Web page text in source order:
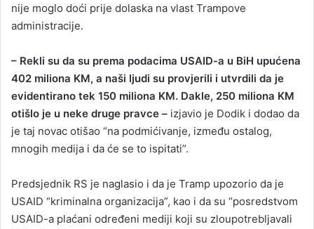
nije moglo doći prije dolaska na vlast Trampove
administracije.
– Rekli su da su prema podacima USAID-a u BiH upućena
402 miliona KM, a naši ljudi su provjerili i utvrdili da je
evidentirano tek 150 miliona KM. Dakle, 250 miliona KM
otišlo je u neke druge pravce – izjavio je Dodik i dodao da
je taj novac otišao “na podmićivanje, između ostalog,
mnogih medija i da će se to ispitati”.
Predsjednik RS je naglasio i da je Tramp upozorio da je
USAID “kriminalna organizacija”, kao i da su “posredstvom
USAID-a plaćani određeni mediji koji su zloupotrebljavali